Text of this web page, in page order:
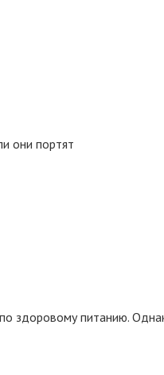
они портят
здоровому питанию.